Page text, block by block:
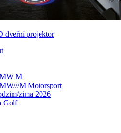
dveřní projektor
M
M Motorsport
zima 2026
Golf